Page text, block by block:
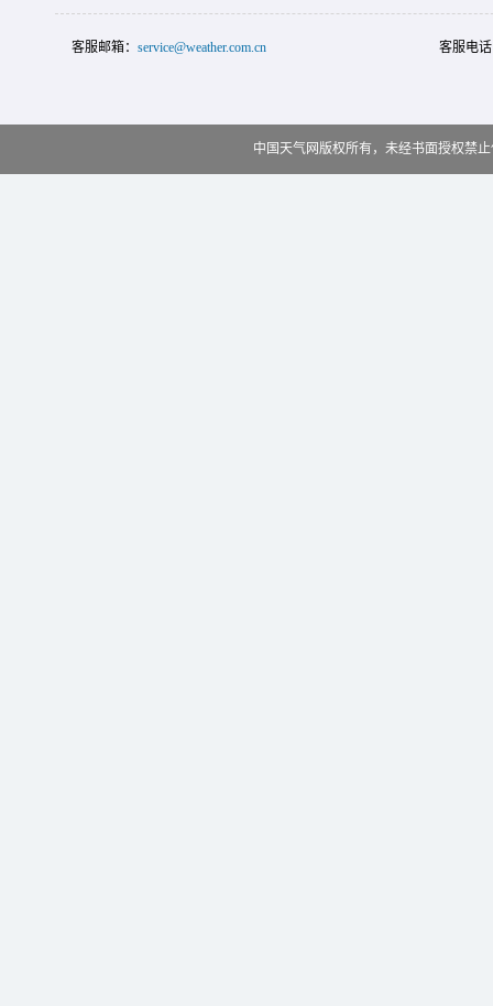
客服邮箱： service@weather.com.cn 客服电
中国天气网版权所有，未经书面授权